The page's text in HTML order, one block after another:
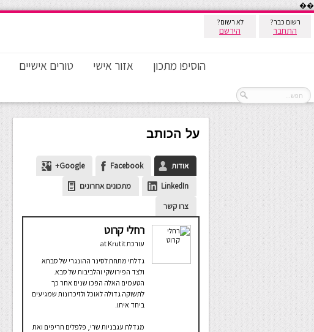
��
רשום כבר?
התחבר
לא רשום?
הירשם
הוסיפו מתכון אזור אישי טורים אישיים
על הכותב
אודות Facebook
Google+
LinkedIn
מתכונים אחרונים
צרו קשר
רחלי קרוט
עורכת Krutit
גדלתי מתחת לסינר ההונגרי של סבתא
ולצד הפירושקי והלביבות של סבא.
הטעמים האלה הפכו שנים אחר כך
לתשוקה גדולה לאוכל ולזיכרונות שמגיעים
ביחד איתו.
מגדלת עגבניות שרי, פלפלים חריפים ואת